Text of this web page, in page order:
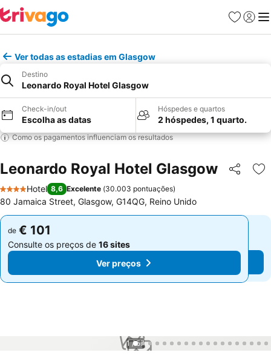
Favoritos
Iniciar
Ver todas as estadias em Glasgow
Destino
Leonardo Royal Hotel Glasgow
Check-in/out
Escolha as datas
Hóspedes e quartos
2 hóspedes, 1 quarto.
Como os pagamentos influenciam os resultados
Leonardo Royal Hotel Glasgow Partilhar
4 Estrelas
Hotel 8,6 Excelente (30.003 pontuações)
80 Jamaica Street, Glasgow, G14QG, Reino Unido
de € 101
Consulte os preços de 16 sites
Ver preços
de € 101
Consulte os preços de 16 sites
Ver preços
1 / 57